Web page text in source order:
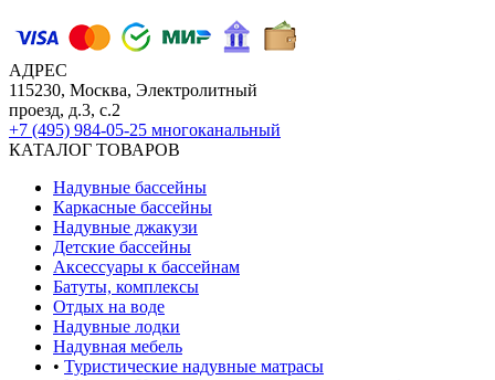
АДРЕС
115230, Москва, Электролитный
проезд, д.3, с.2
+7 (495) 984-05-25 многоканальный
КАТАЛОГ ТОВАРОВ
Надувные бассейны
Каркасные бассейны
Надувные джакузи
Детские бассейны
Аксессуары к бассейнам
Батуты, комплексы
Отдых на воде
Надувные лодки
Надувная мебель
• Туристические надувные матрасы